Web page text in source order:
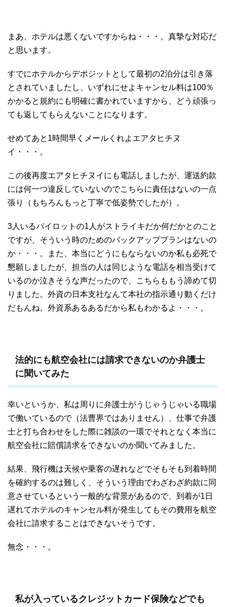
まあ、ホテルは悪くないですからね・・・。真摯な対応だ
と思います。
すでにホテルからデポジットとして最初の2泊分は引き落
とされていましたし、いずれにせよキャンセル料は100％
かかると規約にも明確に書かれていますから、どう頑張っ
ても返してもらえないことになります。
せめてあと1時間早くメールくれよエアタヒチヌ
イ・・・。
この後再度エアタヒチヌイにも電話しましたが、運送約款
には何一つ違反していないのでこちらに責任はないの一点
張り（もちろんもっと丁寧で低姿勢でしたが）。
3人いるパイロットの1人がストライキだか何だかとのこと
ですが、そういう時のためのバックアッププランはないの
か・・・。また、本当にどうにもならないのか私も必死で
懇願しましたが、担当の人は同じような電話を相当受けて
いるのか泣きそうな声だったので、こちらももう諦めて切
りました。外資の日本支社なんて本社の指示通り動くだけ
だもんね。外資系あるあるだから私もわかるよ・・・。
法的にも航空会社には請求できないのか弁護士
に聞いてみた
幸いというか、私は周りに弁護士がうじゃうじゃいる職場
で働いているので（法曹界ではありません）、仕事で弁護
士と打ち合わせをした際に雑談の一環でそれとなく本当に
航空会社に賠償請求をできないのか聞いてみました。
結果、飛行機は天候や乗客の遅れなどでそもそも到着時間
を確約するのは難しく、そういう理由でわざわざ約款に同
意させているという一般的な背景があるので、到着が1日
遅れてホテルのキャンセル料が発生してもその費用を航空
会社に請求することはできないそうです。
無念・・・。
私が入っているクレジットカード保険などでも